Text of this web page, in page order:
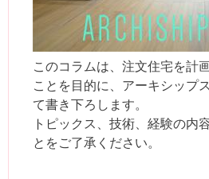
このコラムは、注文住宅を計
ことを目的に、アーキシップ
て書き下ろします。
トピックス、技術、経験の内
とをご了承ください。